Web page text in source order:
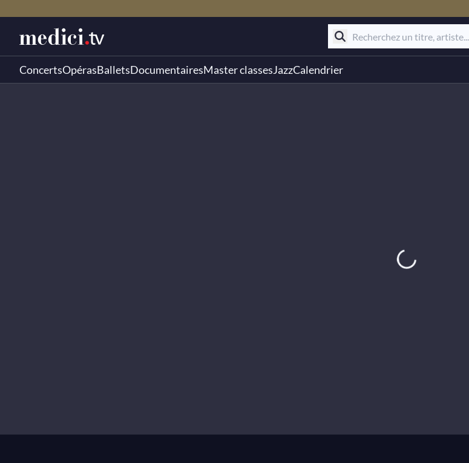
ConcertsOpérasBalletsDocumentairesMaster classesJazzCalendrier